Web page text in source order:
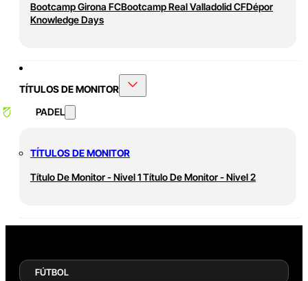
Bootcamp Girona FCBootcamp Real Valladolid CFDépor
Knowledge Days
TÍTULOS DE MONITOR
PADEL
TÍTULOS DE MONITOR
Título De Monitor - Nivel 1Título De Monitor - Nivel 2
FÚTBOL